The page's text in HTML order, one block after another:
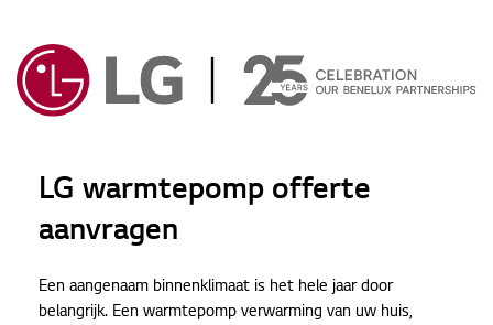
LG warmtepomp offerte
aanvragen
Een aangenaam binnenklimaat is het hele jaar door
belangrijk. Een warmtepomp verwarming van uw huis,